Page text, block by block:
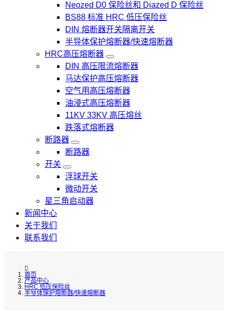
Neozed D0 保险丝和 Diazed D 保险丝
BS88 标准 HRC 低压保险丝
DIN 熔断器开关隔离开关
半导体保护熔断器/快速熔断器
HRC高压熔断器
DIN 高压限流熔断器
马达保护高压熔断器
空气用高压熔断器
油浸式高压熔断器
11KV 33KV 高压熔丝
跌落式熔断器
断路器
断路器
开关
浮球开关
微动开关
星三角启动器
新闻中心
关于我们
联系我们
首页
产品中心
HRC 低压保险丝
半导体保护熔断器/快速熔断器